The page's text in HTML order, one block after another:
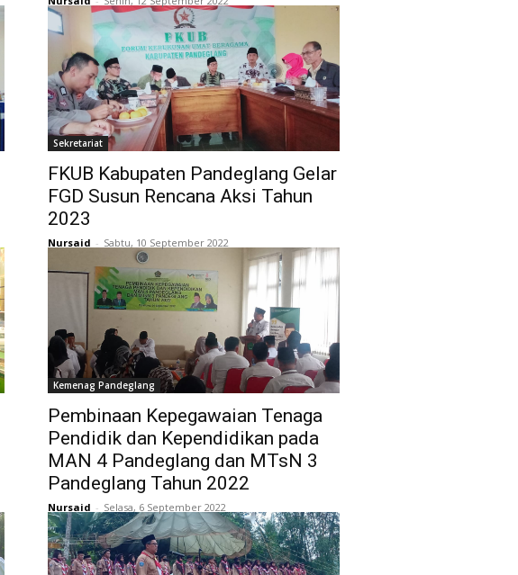
Sekretariat
FKUB Kabupaten Pandeglang Gelar
FGD Susun Rencana Aksi Tahun
2023
Nursaid - Sabtu, 10 September 2022
Kemenag Pandeglang
Pembinaan Kepegawaian Tenaga
Pendidik dan Kependidikan pada
MAN 4 Pandeglang dan MTsN 3
Pandeglang Tahun 2022
Nursaid - Selasa, 6 September 2022